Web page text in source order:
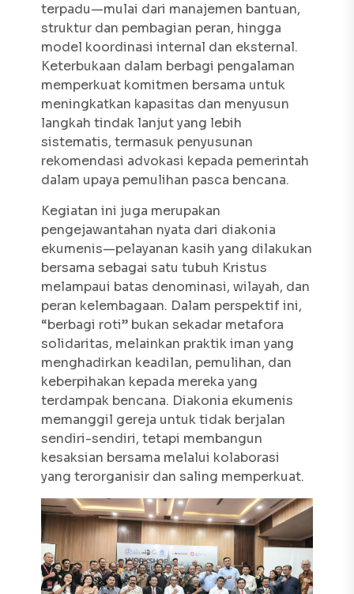
terpadu—mulai dari manajemen bantuan,
struktur dan pembagian peran, hingga
model koordinasi internal dan eksternal.
Keterbukaan dalam berbagi pengalaman
memperkuat komitmen bersama untuk
meningkatkan kapasitas dan menyusun
langkah tindak lanjut yang lebih
sistematis, termasuk penyusunan
rekomendasi advokasi kepada pemerintah
dalam upaya pemulihan pasca bencana.
Kegiatan ini juga merupakan
pengejawantahan nyata dari diakonia
ekumenis—pelayanan kasih yang dilakukan
bersama sebagai satu tubuh Kristus
melampaui batas denominasi, wilayah, dan
peran kelembagaan. Dalam perspektif ini,
“berbagi roti” bukan sekadar metafora
solidaritas, melainkan praktik iman yang
menghadirkan keadilan, pemulihan, dan
keberpihakan kepada mereka yang
terdampak bencana. Diakonia ekumenis
memanggil gereja untuk tidak berjalan
sendiri-sendiri, tetapi membangun
kesaksian bersama melalui kolaborasi
yang terorganisir dan saling memperkuat.